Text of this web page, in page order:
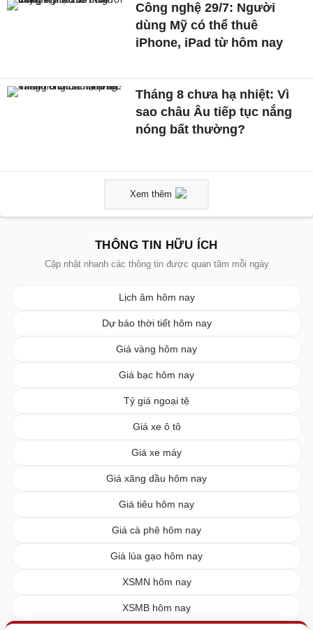
Công nghệ 29/7: Người
dùng Mỹ có thể thuê
iPhone, iPad từ hôm nay
Tháng 8 chưa hạ nhiệt: Vì
sao châu Âu tiếp tục nắng
nóng bất thường?
Xem thêm
THÔNG TIN HỮU ÍCH
Cập nhật nhanh các thông tin được quan tâm mỗi ngày
Lịch âm hôm nay
Dự báo thời tiết hôm nay
Giá vàng hôm nay
Giá bạc hôm nay
Tỷ giá ngoại tệ
Giá xe ô tô
Giá xe máy
Giá xăng dầu hôm nay
Giá tiêu hôm nay
Giá cà phê hôm nay
Giá lúa gạo hôm nay
XSMN hôm nay
XSMB hôm nay